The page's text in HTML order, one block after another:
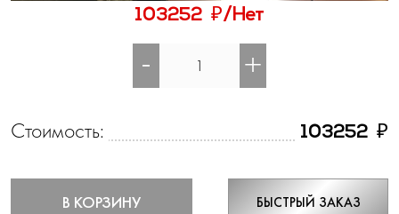
103252 ₽/Нет
- +
Стоимость: 103252 ₽
В КОРЗИНУ БЫСТРЫЙ ЗАКАЗ